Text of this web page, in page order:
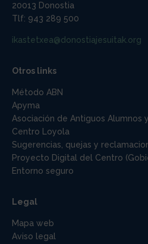
20013 Donostia
Tlf: 943 289 500
ikastetxea@donostiajesuitak.org
Otros links
Método ABN
Apyma
Asociación de Antiguos Alumnos
Centro Loyola
Sugerencias, quejas y
Proyecto Digital del Centro
Entorno seguro
Legal
Mapa web
Aviso legal